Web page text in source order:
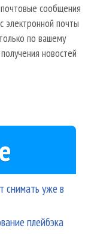
сообщения
электронной почты
по вашему
новостей
снимать уже в
плейбэка